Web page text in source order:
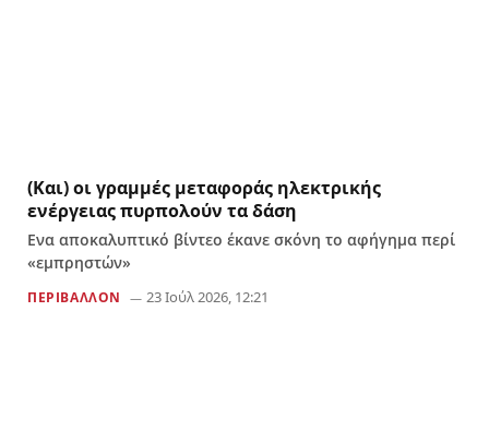
(Και) οι γραμμές μεταφοράς ηλεκτρικής
ενέργειας πυρπολούν τα δάση
Ενα αποκαλυπτικό βίντεο έκανε σκόνη το αφήγημα περί
«εμπρηστών»
ΠΕΡΙΒΑΛΛΟΝ 23 Ιούλ 2026, 12:21